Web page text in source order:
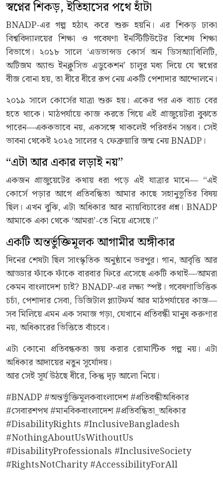
স্বপ্নের শিকড়, ইতিহাসের পথে হাঁটা
BNADP-এর গল্প হঠাৎ করে শুরু হয়নি। এর শিকড় ঢাকা
বিশ্ববিদ্যালয়ের শিক্ষা ও গবেষণা ইনস্টিটিউটের বিশেষ শিক্ষা
বিভাগে। ২০১৮ সালে ‘এডভান্সড কোর্স অন ডিসঅ্যাবিলিটি,
অটিজম অ্যান্ড ইনক্লুসিভ এডুকেশন’ চালুর মধ্য দিয়ে যে স্বপ্নের
বীজ বোনা হয়, তা ধীরে ধীরে রূপ নেয় একটি পেশাদার আন্দোলনে।
২০১৯ সালে কোর্সের যাত্রা শুরু হয়। একের পর এক ব্যাচ বের
হতে থাকে। মাঠপর্যায়ে কাজ করতে গিয়ে এই গ্রাজুয়েটরা বুঝতে
পারেন—এককভাবে নয়, একসঙ্গে থাকলেই পরিবর্তন সম্ভব। সেই
ভাবনা থেকেই ২০২৫ সালের ৭ ফেব্রুয়ারি জন্ম নেয় BNADP।
“এটা আর একার লড়াই নয়”
একজন গ্রাজুয়েটের কথায় ধরা পড়ে এই যাত্রার মানে— “এই
কোর্সে পড়ার আগে প্রতিবন্ধিতা আমার কাছে সহানুভূতির বিষয়
ছিল। এখন বুঝি, এটা অধিকার আর ন্যায়বিচারের প্রশ্ন। BNADP
আমাকে একা থেকে ‘আমরা’-তে নিয়ে এসেছে।”
একটি অন্তর্ভুক্তিমূলক আগামীর অঙ্গীকার
দিনের শেষটা ছিল সাংস্কৃতিক অনুষ্ঠানে ভরপুর। গান, আবৃত্তি আর
আড্ডার ফাঁকে ফাঁকে বারবার ফিরে এসেছে একটি কথাই—আমরা
কেমন বাংলাদেশ চাই? BNADP-এর লক্ষ্য স্পষ্ট। গবেষণাভিত্তিক
চর্চা, পেশাদার সেবা, ডিজিটাল প্ল্যাটফর্ম আর মাঠপর্যায়ের কাজ—
সব মিলিয়ে এমন এক সমাজ গড়া, যেখানে প্রতিবন্ধী মানুষ করুণার
নয়, অধিকারের ভিত্তিতে বাঁচবে।
এটা কোনো প্রতিবন্ধকতা জয় করার রোমান্টিক গল্প নয়। এটা
অধিকার আদায়ের নতুন সূর্যোদয়।
আর সেই সূর্য উঠছে ধীরে, কিন্তু দৃঢ় আলো নিয়ে।
#BNADP #অন্তর্ভুক্তিমূলকবাংলাদেশ #প্রতিবন্ধীঅধিকার
#সেবারশপথ #মানবিকবাংলাদেশ #প্রতিবন্ধিতা_অধিকার
#DisabilityRights #InclusiveBangladesh
#NothingAboutUsWithoutUs
#DisabilityProfessionals #InclusiveSociety
#RightsNotCharity #AccessibilityForAll